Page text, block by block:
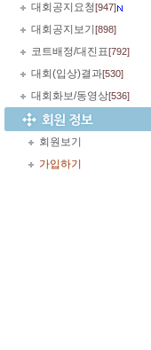
대회공지요청[947]
대회공지보기 [898]
코트배정/대진표[792]
대회(입상)결과[530]
대회화보/동영상[536]
회원보기
가입하기